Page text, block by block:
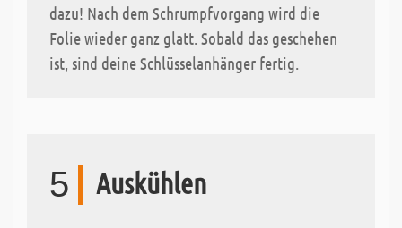
dazu! Nach dem Schrumpfvorgang wird die
Folie wieder ganz glatt. Sobald das geschehen
ist, sind deine Schlüsselanhänger fertig.
5 Auskühlen